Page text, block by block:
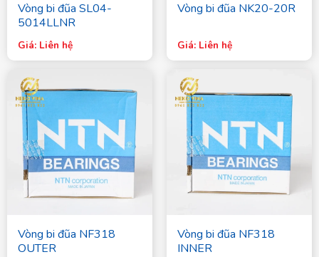
Vòng bi đũa SL04-
5014LLNR
Giá: Liên hệ
Vòng bi đũa NK20-20R
Giá: Liên hệ
Vòng bi đũa NF318
OUTER
Vòng bi đũa NF318
INNER